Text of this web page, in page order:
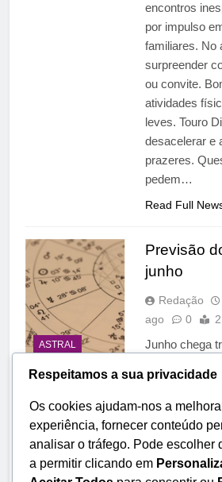
encontros
por impulso
familiares. No
surpreender
ou convite.
atividades
leves. Touro
desacelerar e
prazeres.
pedem…
Read Full
ASTRAL
Previsão
junho
Redação
ago
0
Junho chega
práticas e
caminhos
favorece
quanto
consciência
dia. Abaixo,
Respeitamos a sua privacidade
Os cookies ajudam-nos a
experiência, fornecer conteúdo
analisar o tráfego. Pode escolher
a permitir clicando em